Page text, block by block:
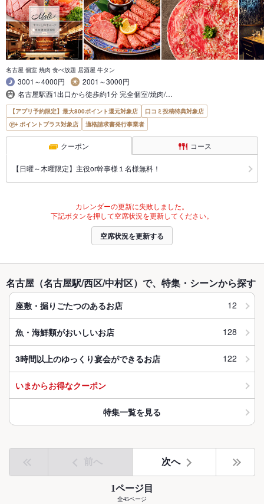
名古屋 個室 焼肉 食べ放題 居酒屋 牛タン
3001～4000円
2001～3000円
名古屋駅西1出口から徒歩約1分 完全個室/焼肉/…
【アプリ予約限定】最大800ポイント還元対象店
口コミ投稿特典対象店
ポイントプラス対象店
適格請求書発行事業者
クーポン コース
【日曜～木曜限定】主役or幹事様１名様無料！
カレンダーの更新に失敗しました。
下記ボタンを押して空席状況を更新してください。
空席状況を更新する
名古屋（名古屋駅/西区/中村区）で、特集・シーンから探す
座敷・掘りごたつのあるお店 12
魚・海鮮類がおいしいお店 128
3時間以上のゆっくり宴会ができるお店 122
いまからお得なクーポン
特集一覧を見る
前へ 次へ
1ページ目
全45ページ